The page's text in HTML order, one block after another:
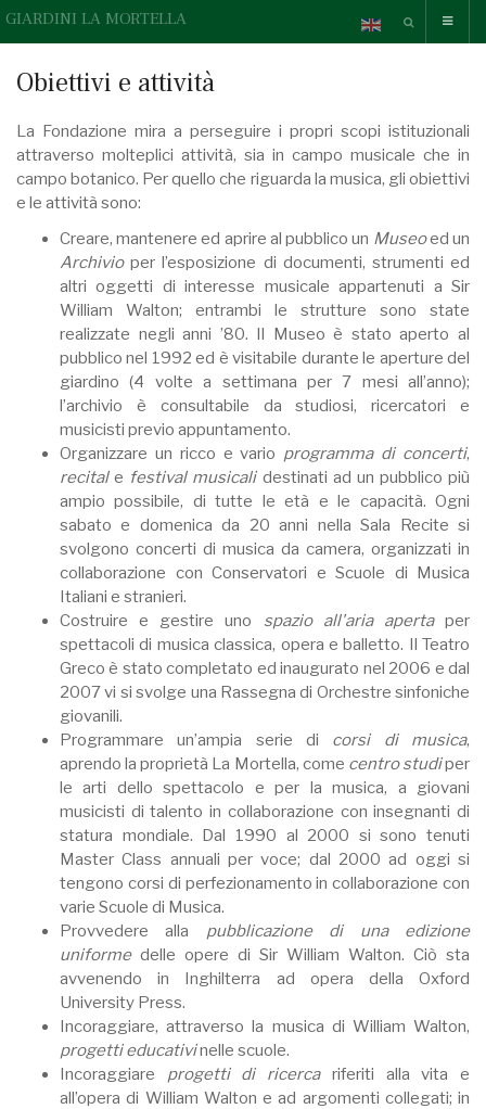
GIARDINI LA MORTELLA
Obiettivi e attività
La Fondazione mira a perseguire i propri scopi istituzionali
attraverso molteplici attività, sia in campo musicale che in
campo botanico. Per quello che riguarda la musica, gli obiettivi
e le attività sono:
Creare, mantenere ed aprire al pubblico un Museoed un
Archivioper l’esposizione di documenti, strumenti ed
altri oggetti di interesse musicale appartenuti a Sir
William Walton; entrambi le strutture sono state
realizzate negli anni ’80. Il Museo è stato aperto al
pubblico nel 1992 ed è visitabile durante le aperture del
giardino (4 volte a settimana per 7 mesi all’anno);
l’archivio è consultabile da studiosi, ricercatori e
musicisti previo appuntamento.
Organizzare un ricco e vario programma di concerti,
recitale festival musicalidestinati ad un pubblico più
ampio possibile, di tutte le età e le capacità. Ogni
sabato e domenica da 20 anni nella Sala Recite si
svolgono concerti di musica da camera, organizzati in
collaborazione con Conservatori e Scuole di Musica
Italiani e stranieri.
Costruire e gestire uno spazio all'aria apertaper
spettacoli di musica classica, opera e balletto. Il Teatro
Greco è stato completato ed inaugurato nel 2006 e dal
2007 vi si svolge una Rassegna di Orchestre sinfoniche
giovanili.
Programmare un’ampia serie di corsi di musica,
aprendo la proprietà La Mortella, come centro studiper
le arti dello spettacolo e per la musica, a giovani
musicisti di talento in collaborazione con insegnanti di
statura mondiale. Dal 1990 al 2000 si sono tenuti
Master Class annuali per voce; dal 2000 ad oggi si
tengono corsi di perfezionamento in collaborazione con
varie Scuole di Musica.
Provvedere alla pubblicazione di una edizione
uniformedelle opere di Sir William Walton. Ciò sta
avvenendo in Inghilterra ad opera della Oxford
University Press.
Incoraggiare, attraverso la musica di William Walton,
progetti educativinelle scuole.
Incoraggiare progetti di ricercariferiti alla vita e
all’opera di William Walton e ad argomenti collegati; in